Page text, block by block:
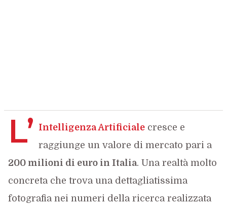
L’ Intelligenza Artificialecresce e
raggiunge un valore di mercato pari a
200 milioni di euro in Italia. Una realtà molto
concreta che trova una dettagliatissima
fotografia nei numeri della ricerca realizzata